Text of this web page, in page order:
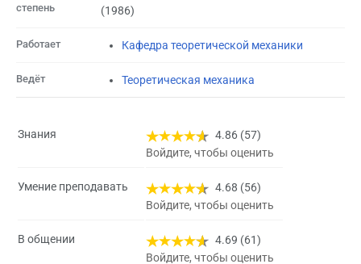
степень
(1986)
Работает Кафедра теоретической механики
Ведёт Теоретическая механика
Знания
4.86 (57)
Войдите, чтобы оценить
Умение преподавать
4.68 (56)
Войдите, чтобы оценить
В общении
4.69 (61)
Войдите, чтобы оценить